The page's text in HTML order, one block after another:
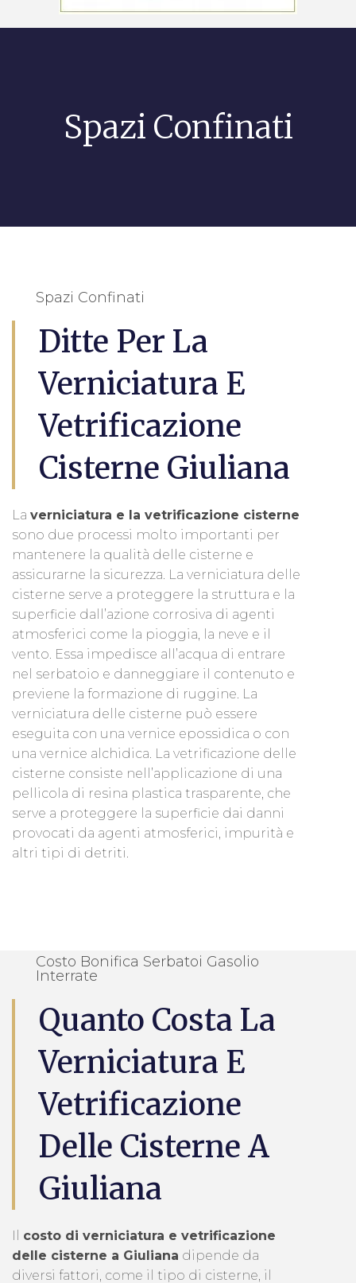
Spazi Confinati
Spazi Confinati
Ditte Per La
Verniciatura E
Vetrificazione
Cisterne Giuliana
La verniciatura e la vetrificazione cisterne
sono due processi molto importanti per
mantenere la qualità delle cisterne e
assicurarne la sicurezza. La verniciatura delle
cisterne serve a proteggere la struttura e la
superficie dall’azione corrosiva di agenti
atmosferici come la pioggia, la neve e il
vento. Essa impedisce all’acqua di entrare
nel serbatoio e danneggiare il contenuto e
previene la formazione di ruggine. La
verniciatura delle cisterne può essere
eseguita con una vernice epossidica o con
una vernice alchidica. La vetrificazione delle
cisterne consiste nell’applicazione di una
pellicola di resina plastica trasparente, che
serve a proteggere la superficie dai danni
provocati da agenti atmosferici, impurità e
altri tipi di detriti.
Costo Bonifica Serbatoi Gasolio
Interrate
Quanto Costa La
Verniciatura E
Vetrificazione
Delle Cisterne A
Giuliana
Il costo di verniciatura e vetrificazione
delle cisterne a Giuliana dipende da
diversi fattori, come il tipo di cisterne, il